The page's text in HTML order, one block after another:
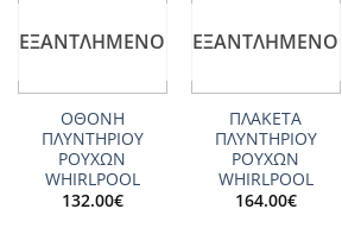
ΕΞΑΝΤΛΗΜΈΝΟ
ΟΘΟΝΗ
ΠΛΥΝΤΗΡΙΟΥ
ΡΟΥΧΩΝ
WHIRLPOOL
132.00€
ΕΞΑΝΤΛΗΜΈΝΟ
ΠΛΑΚΕΤΑ
ΠΛΥΝΤΗΡΙΟΥ
ΡΟΥΧΩΝ
WHIRLPOOL
164.00€